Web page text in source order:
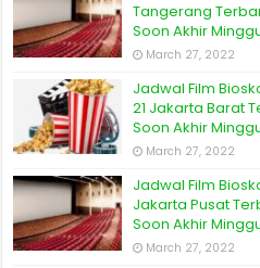
Tangerang
Soon Akhir
March 27, 2022
Jadwal Film
21 Jakarta Barat
Soon Akhir
March 27, 2022
Jadwal Film
Jakarta Pusat
Soon Akhir
March 27, 2022